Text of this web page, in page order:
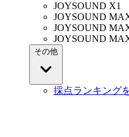
JOYSOUND X1
JOYSOUND
JOYSOUND
JOYSOUND
その他
採点ランキング